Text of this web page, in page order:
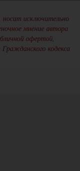
исключительно
мнение автора
офертой,
кодекса